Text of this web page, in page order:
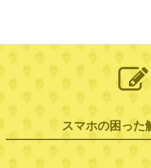
スマホの困った